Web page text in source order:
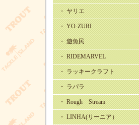
・ ヤリエ
・ YO-ZURI
・ 遊魚民
・ RIDEMARVEL
・ ラッキークラフト
・ ラパラ
・ Rough Stream
・ LINHA(リーニア）